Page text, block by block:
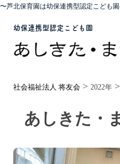
〜芦北保育園は幼保連携型認定こども
幼保連携型認定こども園
社会福祉法人 将友会 >2022年
あしきた・